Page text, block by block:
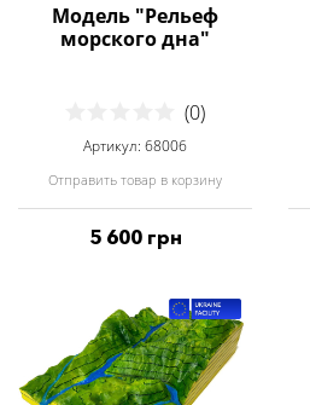
Модель "Рельеф
морского дна"
(0)
Артикул: 68006
Отправить товар в корзину
5 600 грн